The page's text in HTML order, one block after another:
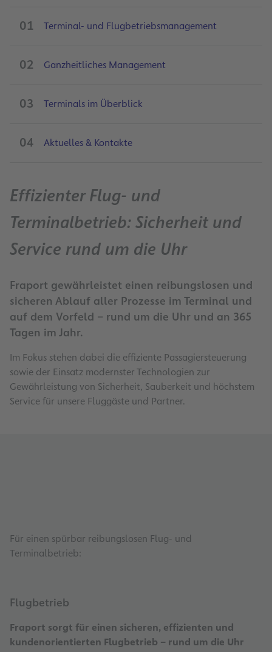
01 Terminal- und Flugbetriebsmanagement
02 Ganzheitliches Management
03 Terminals im Überblick
04 Aktuelles & Kontakte
Effizienter Flug- und
Terminalbetrieb: Sicherheit und
Service rund um die Uhr
Fraport gewährleistet einen reibungslosen und
sicheren Ablauf aller Prozesse im Terminal und
auf dem Vorfeld – rund um die Uhr und an 365
Tagen im Jahr. ​
Im Fokus stehen dabei die effiziente Passagiersteuerung
sowie der Einsatz modernster Technologien zur
Gewährleistung von Sicherheit, Sauberkeit und höchstem
Service für unsere Fluggäste und Partner.
Für einen spürbar reibungslosen Flug- und
Terminalbetrieb:
Flugbetrieb
Fraport sorgt für einen sicheren, effizienten und
kundenorientierten Flugbetrieb – rund um die Uhr